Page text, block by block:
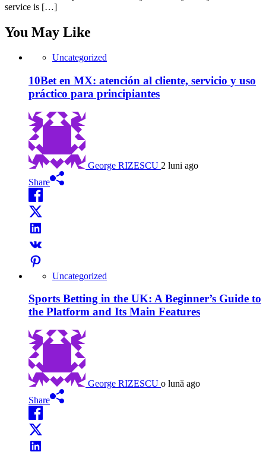
service is […]
You May Like
Uncategorized
10Bet en MX: atención al cliente, servicio y uso
práctico para principiantes
George RIZESCU 2 luni ago
Share
Uncategorized
Sports Betting in the UK: A Beginner’s Guide to
the Platform and Its Main Features
George RIZESCU o lună ago
Share